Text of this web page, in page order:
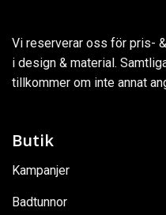
Vi reserverar oss för pris-
i design & material.
tillkommer om inte annat
Butik
Kampanjer
Badtunnor